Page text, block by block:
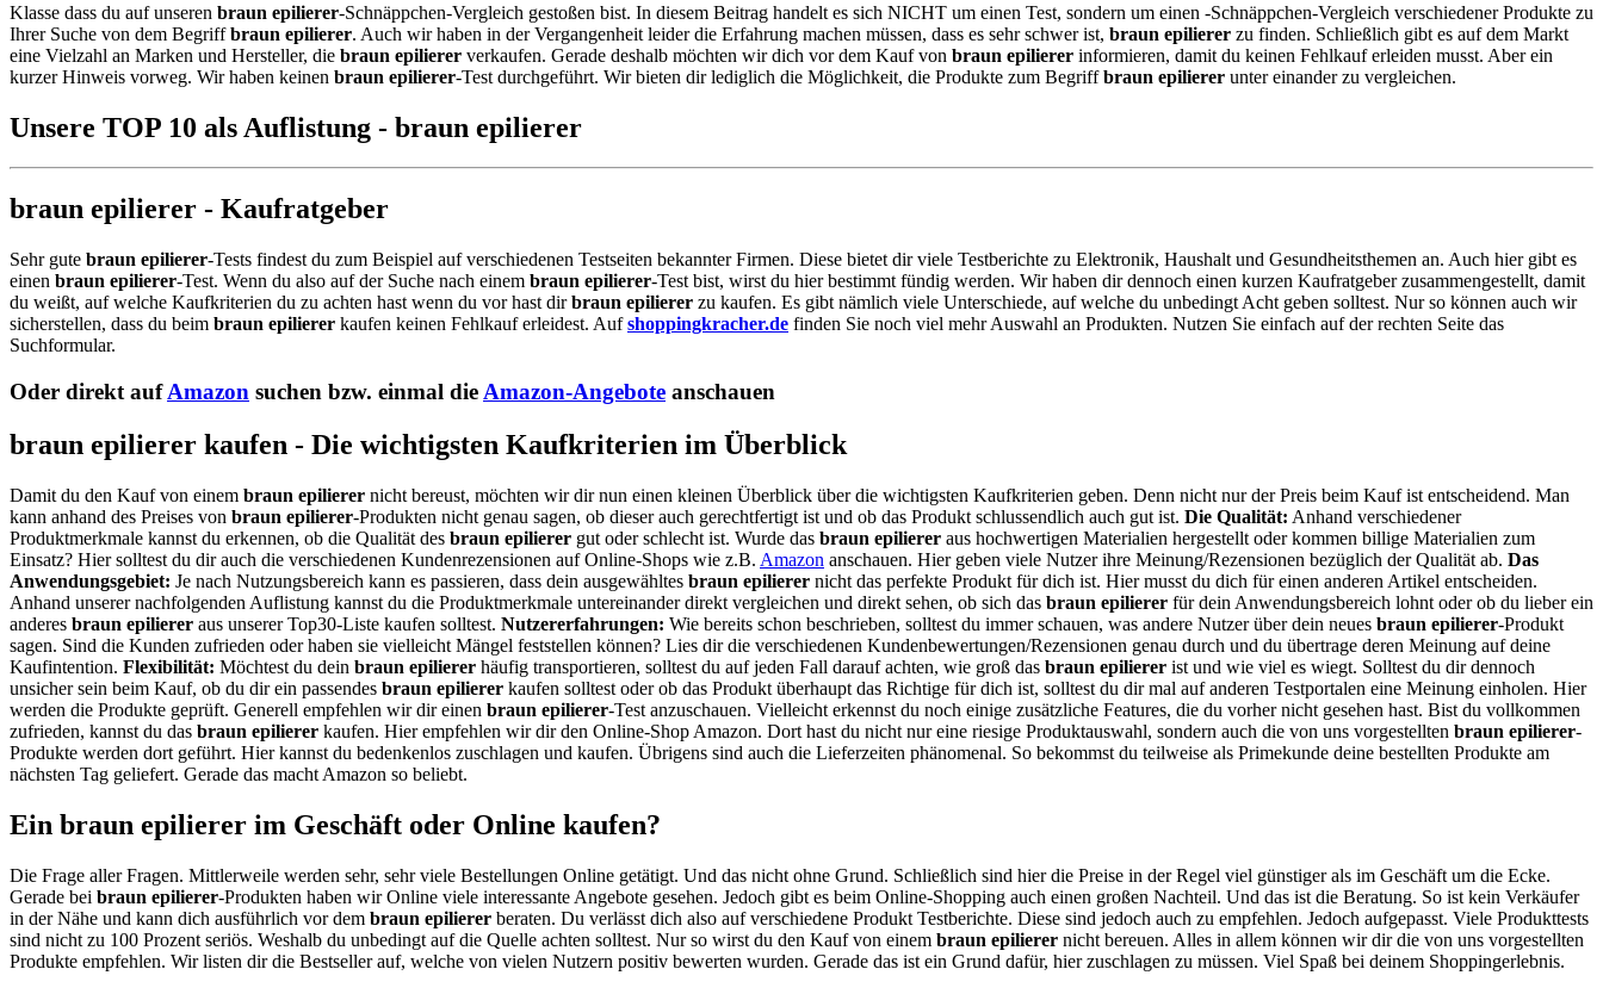
Klasse dass du auf unseren braun epilierer-Schnäppchen-Vergleich gestoßen bist. In diesem Beitrag handelt es sich NICHT um einen Test, sondern um einen -Schnäppchen-Vergleich verschiedener Produkte zu
Ihrer Suche von dem Begriffbraun epilierer. Auch wir haben in der Vergangenheit leider die Erfahrung machen müssen, dass es sehr schwer ist, braun epilierer zu finden. Schließlich gibt es auf dem Markt
eine Vielzahl an Marken und Hersteller, die braun epilierer verkaufen. Gerade deshalb möchten wir dich vor dem Kauf von braun epilierer informieren, damit du keinen Fehlkauf erleiden musst. Aber ein
kurzer Hinweis vorweg. Wir haben keinen braun epilierer-Test durchgeführt. Wir bieten dir lediglich die Möglichkeit, die Produkte zum Begriffbraun epilierer unter einander zu vergleichen.
Unsere TOP 10 als Auflistung - braun epilierer
braun epilierer - Kaufratgeber
Sehr gute braun epilierer-Tests findest du zum Beispiel auf verschiedenen Testseiten bekannter Firmen. Diese bietet dir viele Testberichte zu Elektronik, Haushalt und Gesundheitsthemen an. Auch hier gibt es
einen braun epilierer-Test. Wenn du also auf der Suche nach einem braun epilierer-Test bist, wirst du hier bestimmt fündig werden. Wir haben dir dennoch einen kurzen Kaufratgeber zusammengestellt, damit
du weißt, auf welche Kaufkriterien du zu achten hast wenn du vor hast dirbraun epilierer zu kaufen. Es gibt nämlich viele Unterschiede, auf welche du unbedingt Acht geben solltest. Nur so können auch wir
sicherstellen, dass du beim braun epilierer kaufen keinen Fehlkauf erleidest. Aufshoppingkracher.de finden Sie noch viel mehr Auswahl an Produkten. Nutzen Sie einfach auf der rechten Seite das
Suchformular.
Oder direkt aufAmazon suchen bzw. einmal die Amazon-Angebote anschauen
braun epilierer kaufen - Die wichtigsten Kaufkriterien im Überblick
Damit du den Kauf von einem braun epilierer nicht bereust, möchten wir dir nun einen kleinen Überblick über die wichtigsten Kaufkriterien geben. Denn nicht nur der Preis beim Kauf ist entscheidend. Man
kann anhand des Preises von braun epilierer-Produkten nicht genau sagen, ob dieser auch gerechtfertigt ist und ob das Produkt schlussendlich auch gut ist. Die Qualität: Anhand verschiedener
Produktmerkmale kannst du erkennen, ob die Qualität des braun epilierer gut oder schlecht ist. Wurde das braun epilierer aus hochwertigen Materialien hergestellt oder kommen billige Materialien zum
Einsatz? Hier solltest du dir auch die verschiedenen Kundenrezensionen auf Online-Shops wie z.B. Amazon anschauen. Hier geben viele Nutzer ihre Meinung/Rezensionen bezüglich der Qualität ab. Das
Anwendungsgebiet: Je nach Nutzungsbereich kann es passieren, dass dein ausgewähltes braun epilierer nicht das perfekte Produkt für dich ist. Hier musst du dich für einen anderen Artikel entscheiden.
Anhand unserer nachfolgenden Auflistung kannst du die Produktmerkmale untereinander direkt vergleichen und direkt sehen, ob sich das braun epilierer für dein Anwendungsbereich lohnt oder ob du lieber ein
anderes braun epilierer aus unserer Top30-Liste kaufen solltest. Nutzererfahrungen: Wie bereits schon beschrieben, solltest du immer schauen, was andere Nutzer über dein neues braun epilierer-Produkt
sagen. Sind die Kunden zufrieden oder haben sie vielleicht Mängel feststellen können? Lies dir die verschiedenen Kundenbewertungen/Rezensionen genau durch und du übertrage deren Meinung auf deine
Kaufintention. Flexibilität: Möchtest du dein braun epilierer häufig transportieren, solltest du auf jeden Fall darauf achten, wie groß das braun epilierer ist und wie viel es wiegt. Solltest du dir dennoch
unsicher sein beim Kauf, ob du dir ein passendes braun epilierer kaufen solltest oder ob das Produkt überhaupt das Richtige für dich ist, solltest du dir mal auf anderen Testportalen eine Meinung einholen. Hier
werden die Produkte geprüft. Generell empfehlen wir dir einen braun epilierer-Test anzuschauen. Vielleicht erkennst du noch einige zusätzliche Features, die du vorher nicht gesehen hast. Bist du vollkommen
zufrieden, kannst du das braun epilierer kaufen. Hier empfehlen wir dir den Online-Shop Amazon. Dort hast du nicht nur eine riesige Produktauswahl, sondern auch die von uns vorgestellten braun epilierer-
Produkte werden dort geführt. Hier kannst du bedenkenlos zuschlagen und kaufen. Übrigens sind auch die Lieferzeiten phänomenal. So bekommst du teilweise als Primekunde deine bestellten Produkte am
nächsten Tag geliefert. Gerade das macht Amazon so beliebt.
Ein braun epilierer im Geschäft oder Online kaufen?
Die Frage aller Fragen. Mittlerweile werden sehr, sehr viele Bestellungen Online getätigt. Und das nicht ohne Grund. Schließlich sind hier die Preise in der Regel viel günstiger als im Geschäft um die Ecke.
Gerade bei braun epilierer-Produkten haben wir Online viele interessante Angebote gesehen. Jedoch gibt es beim Online-Shopping auch einen großen Nachteil. Und das ist die Beratung. So ist kein Verkäufer
in der Nähe und kann dich ausführlich vor dem braun epilierer beraten. Du verlässt dich also auf verschiedene Produkt Testberichte. Diese sind jedoch auch zu empfehlen. Jedoch aufgepasst. Viele Produkttests
sind nicht zu 100 Prozent seriös. Weshalb du unbedingt auf die Quelle achten solltest. Nur so wirst du den Kauf von einem braun epilierer nicht bereuen. Alles in allem können wir dir die von uns vorgestellten
Produkte empfehlen. Wir listen dir die Bestseller auf, welche von vielen Nutzern positiv bewerten wurden. Gerade das ist ein Grund dafür, hier zuschlagen zu müssen. Viel Spaß bei deinem Shoppingerlebnis.